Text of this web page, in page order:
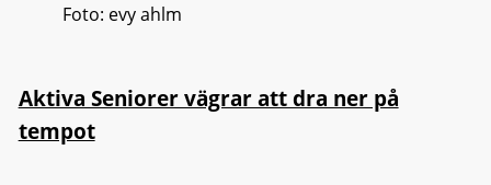
Foto: evy ahlm
Aktiva Seniorer vägrar att dra ner på
tempot